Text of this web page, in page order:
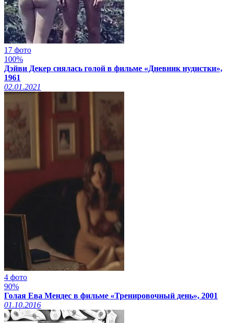
17 фото
100%
Дэйви Декер снялась голой в фильме «Дневник нудистки»,
1961
02.01.2021
4 фото
90%
Голая Ева Мендес в фильме «Тренировочный день», 2001
01.10.2016